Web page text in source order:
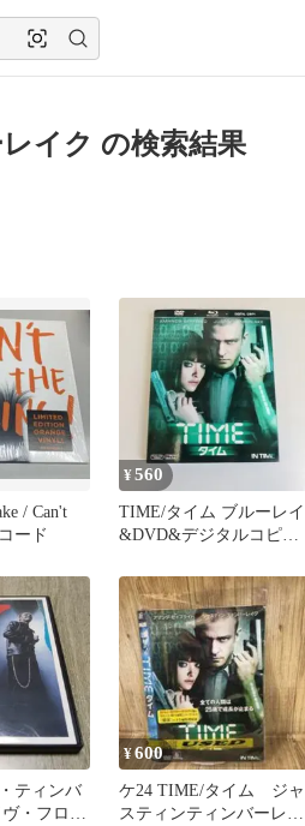
イク の検索結果
/ Can't
ード
¥560
TIME/タイム ブルーレイ
&DVD&デジタルコピー
ティンバ
・フロ
¥600
ケ24 TIME/タイム ジャ
スティンティンバーレイ